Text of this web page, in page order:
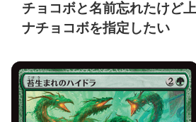
チョコボと名前忘れたけど
ナチョコボを指定したい